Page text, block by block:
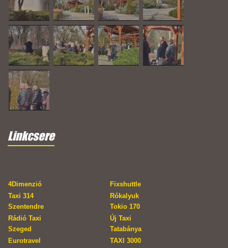
Linkcsere
4Dimenzió
Fixshuttle
Taxi 314
Szentendre
Rókalyuk
Tokio 170
Rádió Taxi
Szeged
Új Taxi
Tatabánya
Eurotravel
TAXI 3000